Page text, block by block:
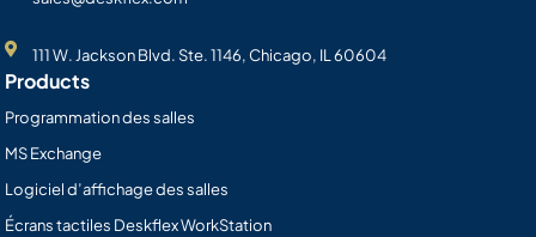
111 W. Jackson Blvd. Ste. 1146, Chicago, IL 60604
Products
Programmation des salles
MS Exchange
Logiciel d’affichage des salles
Écrans tactiles Deskflex WorkStation